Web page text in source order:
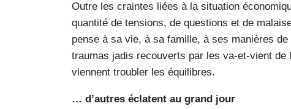
Outre les craintes liées à la situation
quantité de tensions, de questions et de
pense à sa vie, à sa famille, à ses manières
traumas jadis recouverts par les va-et-vient
viennent troubler les équilibres.
… d’autres éclatent au grand jour